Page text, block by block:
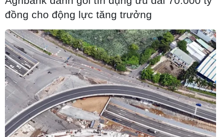
Từ năm 2027, đưa vào vận hành Nền tảng
quản lý cấp cứu ngoại viện toàn quốc
đồng cho động lực tăng trưởng